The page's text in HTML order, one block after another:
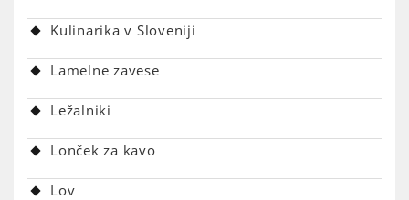
Kulinarika v Sloveniji
Lamelne zavese
Ležalniki
Lonček za kavo
Lov